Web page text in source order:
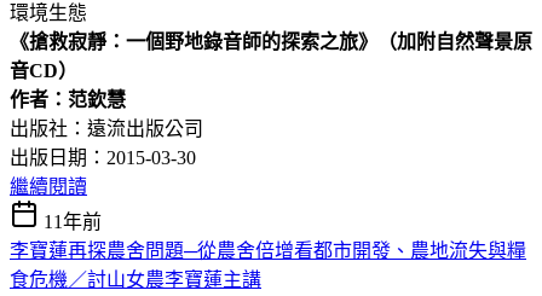
環境生態
《搶救寂靜：一個野地錄音師的探索之旅》（加附自然聲景原
音CD）
作者：范欽慧
出版社：遠流出版公司
出版日期：2015-03-30
繼續閱讀
11年前
李寶蓮再探農舍問題─從農舍倍增看都市開發、農地流失與糧
食危機／討山女農李寶蓮主講